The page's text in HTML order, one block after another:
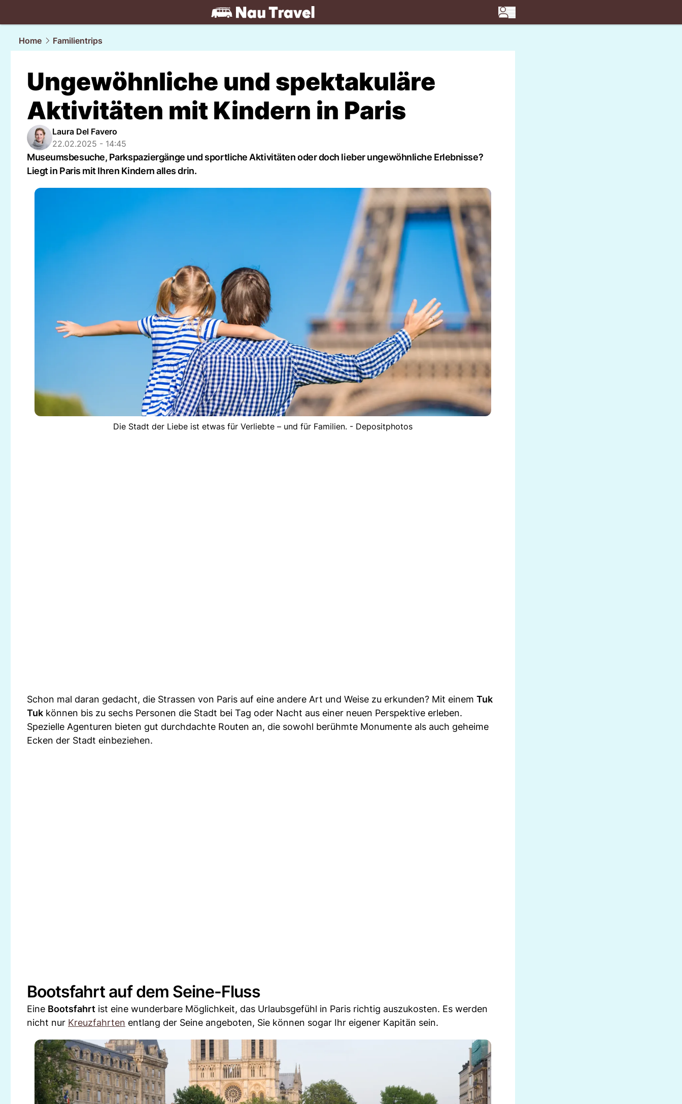
travel.NAU.ch
Home
Familientrips
Ungewöhnliche und spektakuläre
Aktivitäten mit Kindern in Paris
Laura Del Favero
22.02.2025 - 14:45
Museumsbesuche, Parkspaziergänge und sportliche Aktivitäten oder doch lieber ungewöhnliche Erlebnisse?
Liegt in Paris mit Ihren Kindern alles drin.
Die Stadt der Liebe ist etwas für Verliebte – und für Familien. - Depositphotos
Schon mal daran gedacht, die Strassen von Paris auf eine andere Art und Weise zu erkunden? Mit einem Tuk
Tuk können bis zu sechs Personen die Stadt bei Tag oder Nacht aus einer neuen Perspektive erleben.
Spezielle Agenturen bieten gut durchdachte Routen an, die sowohl berühmte Monumente als auch geheime
Ecken der Stadt einbeziehen.
Bootsfahrt auf dem Seine-Fluss
Eine Bootsfahrt ist eine wunderbare Möglichkeit, das Urlaubsgefühl in Paris richtig auszukosten. Es werden
nicht nur Kreuzfahrten entlang der Seine angeboten, Sie können sogar Ihr eigener Kapitän sein.